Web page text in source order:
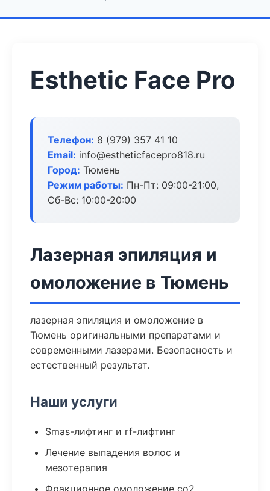
Esthetic Face Pro
Телефон: 8 (979) 357 41 10
Email: info@estheticfacepro818.ru
Город: Тюмень
Режим работы: Пн-Пт: 09:00-21:00,
Сб-Вс: 10:00-20:00
Лазерная эпиляция и
омоложение в Тюмень
лазерная эпиляция и омоложение в
Тюмень оригинальными препаратами и
современными лазерами. Безопасность и
естественный результат.
Наши услуги
Smas-лифтинг и rf-лифтинг
Лечение выпадения волос и
мезотерапия
Фракционное омоложение co2